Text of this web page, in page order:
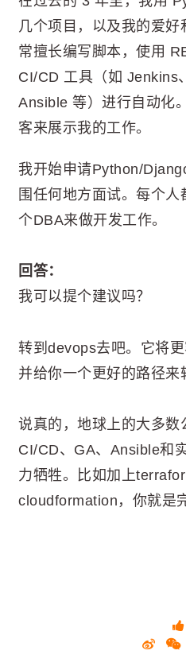
几个项目，以及我的爱
常擅长编写脚本，使用
CI/CD 工具（如 Jenkins
Ansible 等）进行自动化
客来展示我的工作。
我开始申请Python/
围任何地方面试。每个
个DBA来做开发工作。
回答：
我可以提个建议吗？
转到devops去吧。它将更
并给你一个更好的路径来
说真的，地球上的大多数
CI/CD、GA、Ansible和
力牺牲。比如加上
cloudformation，你就是